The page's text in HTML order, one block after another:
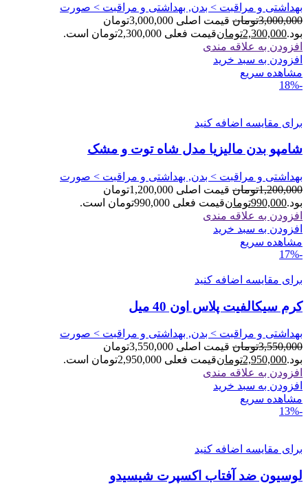
بهداشتی و مراقبت > بدن, بهداشتی و مراقبت > صورت
3,000,000تومان
قیمت اصلی 3,000,000تومان
بود.2,300,000تومانقیمت فعلی 2,300,000تومان است.
افزودن به علاقه مندی
افزودن به سبد خرید
مشاهده سریع
-18%
برای مقایسه اضافه کنید
شامپو بدن مالیزیا مدل شاه توت و مشک
بهداشتی و مراقبت > بدن, بهداشتی و مراقبت > صورت
1,200,000تومان
قیمت اصلی 1,200,000تومان
بود.990,000تومانقیمت فعلی 990,000تومان است.
افزودن به علاقه مندی
افزودن به سبد خرید
مشاهده سریع
-17%
برای مقایسه اضافه کنید
کرم سیکالفیت پلاس اون 40 میل
بهداشتی و مراقبت > بدن, بهداشتی و مراقبت > صورت
3,550,000تومان
قیمت اصلی 3,550,000تومان
بود.2,950,000تومانقیمت فعلی 2,950,000تومان است.
افزودن به علاقه مندی
افزودن به سبد خرید
مشاهده سریع
-13%
برای مقایسه اضافه کنید
لوسیون ضد آفتاب اکسپرت شیسیدو